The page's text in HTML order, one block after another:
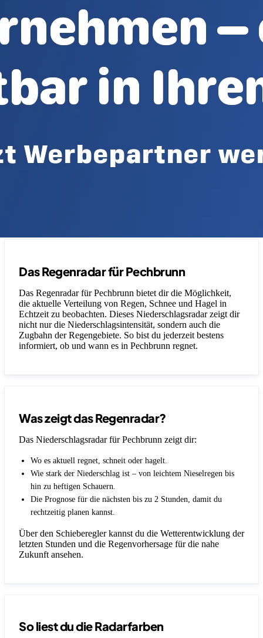
Das Regenradar für Pechbrunn
Das Regenradar für Pechbrunn bietet dir die Möglichkeit,
die aktuelle Verteilung von Regen, Schnee und Hagel in
Echtzeit zu beobachten. Dieses Niederschlagsradar zeigt dir
nicht nur die Niederschlagsintensität, sondern auch die
Zugbahn der Regengebiete. So bist du jederzeit bestens
informiert, ob und wann es in Pechbrunn regnet.
Was zeigt das Regenradar?
Das Niederschlagsradar für Pechbrunn zeigt dir:
Wo es aktuell regnet, schneit oder hagelt.
Wie stark der Niederschlag ist – von leichtem Nieselregen bis
hin zu heftigen Schauern.
Die Prognose für die nächsten bis zu 2 Stunden, damit du
rechtzeitig planen kannst.
Über den Schieberegler kannst du die Wetterentwicklung der
letzten Stunden und die Regenvorhersage für die nahe
Zukunft ansehen.
So liest du die Radarfarben